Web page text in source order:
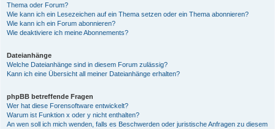
Thema oder Forum?
Wie kann ich ein Lesezeichen auf ein Thema setzen oder ein Thema abonnieren?
Wie kann ich ein Forum abonnieren?
Wie deaktiviere ich meine Abonnements?
Dateianhänge
Welche Dateianhänge sind in diesem Forum zulässig?
Kann ich eine Übersicht all meiner Dateianhänge erhalten?
phpBB betreffende Fragen
Wer hat diese Forensoftware entwickelt?
Warum ist Funktion x oder y nicht enthalten?
An wen soll ich mich wenden, falls es Beschwerden oder juristische Anfragen zu diesem